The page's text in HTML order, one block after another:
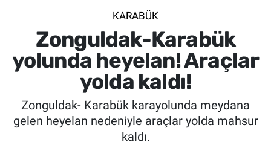
KARABÜK
Zonguldak-Karabük
yolunda heyelan! Araçlar
yolda kaldı!
Zonguldak- Karabük karayolunda meydana
gelen heyelan nedeniyle araçlar yolda mahsur
kaldı.
SPOR